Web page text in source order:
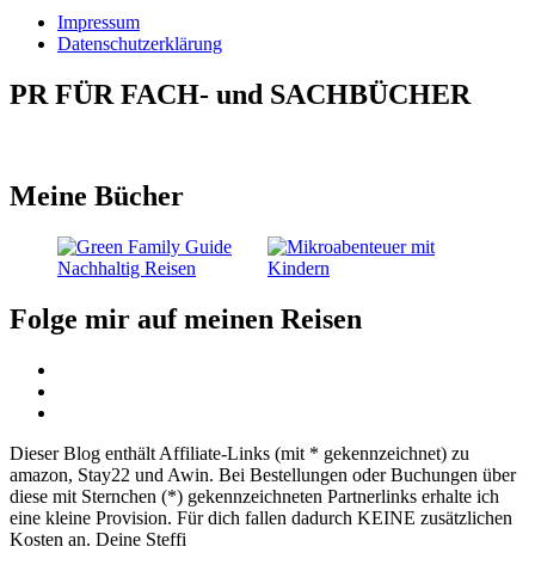
Impressum
Datenschutzerklärung
PR FÜR FACH- und SACHBÜCHER
Meine Bücher
Folge mir auf meinen Reisen
Dieser Blog enthält Affiliate-Links (mit * gekennzeichnet) zu
amazon, Stay22 und Awin. Bei Bestellungen oder Buchungen über
diese mit Sternchen (*) gekennzeichneten Partnerlinks erhalte ich
eine kleine Provision. Für dich fallen dadurch KEINE zusätzlichen
Kosten an. Deine Steffi